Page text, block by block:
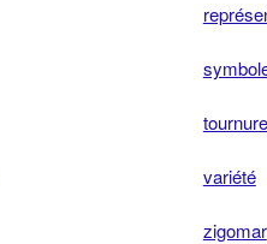
tournure
variété
zigomar